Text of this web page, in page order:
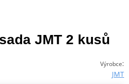
JMT 2 kusů
Výrobce:
JMT